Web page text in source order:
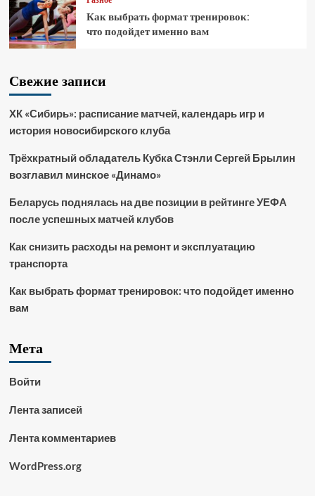
Как выбрать формат тренировок:
что подойдет именно вам
Свежие записи
ХК «Сибирь»: расписание матчей, календарь игр и
история новосибирского клуба
Трёхкратный обладатель Кубка Стэнли Сергей Брылин
возглавил минское «Динамо»
Беларусь поднялась на две позиции в рейтинге УЕФА
после успешных матчей клубов
Как снизить расходы на ремонт и эксплуатацию
транспорта
Как выбрать формат тренировок: что подойдет именно
вам
Мета
Войти
Лента записей
Лента комментариев
WordPress.org